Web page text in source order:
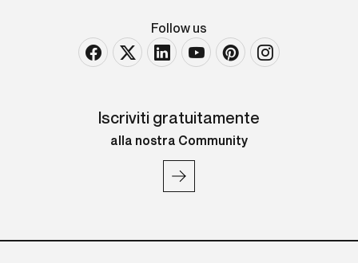
Follow us
Iscriviti gratuitamente
alla nostra Community